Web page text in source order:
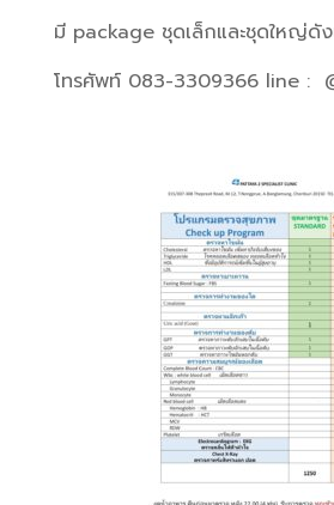
มี package ชุดเล็กและชุดใหญ่ดั
โทรศัพท์ 083-3309366 line :